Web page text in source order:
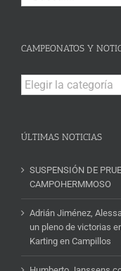
CAMPEONATOS Y
Campeonatos
y
ÚLTIMAS NOTICIAS
SUSPENSIÓN DE
CAMPOHERMMOSO
Adrián Jiménez,
un pleno de victorias
Karting en Campillos